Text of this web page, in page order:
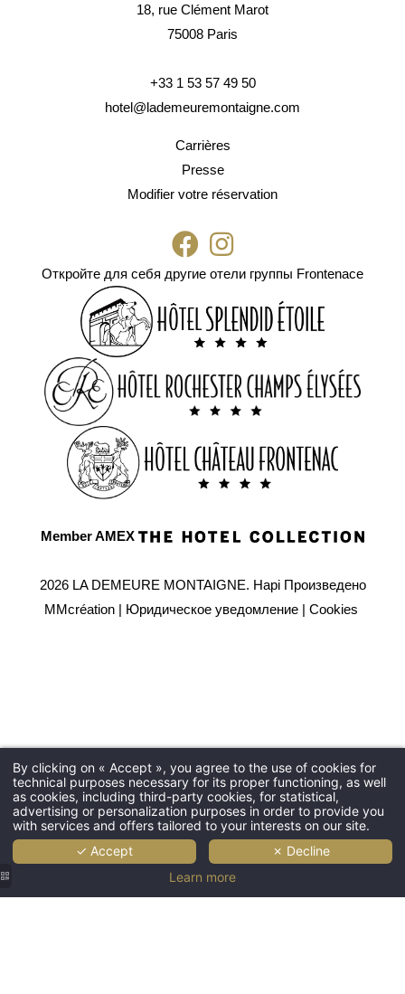
18, rue Clément Marot
75008 Paris
+33 1 53 57 49 50
hotel@lademeuremontaigne.com
Carrières
Presse
Modifier votre réservation
Откройте для себя другие отели группы Frontenace
Member AMEX
2026 LA DEMEURE MONTAIGNE. HapiПроизведено
MMcréation| Юридическое уведомление| Cookies
By clicking on « Accept », you agree to the use of cookies for
technical purposes necessary for its proper functioning, as well
as cookies, including third-party cookies, for statistical,
advertising or personalization purposes in order to provide you
with services and offers tailored to your interests on our site.
✓ Accept
✗ Decline
Learn more